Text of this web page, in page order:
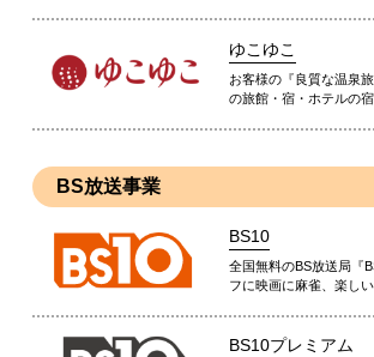
ゆこゆこ
お客様の『良質な温泉
の旅館・宿・ホテルの
BS放送事業
BS10
全国無料のBS放送局『
フに映画に麻雀、楽し
BS10プレミアム